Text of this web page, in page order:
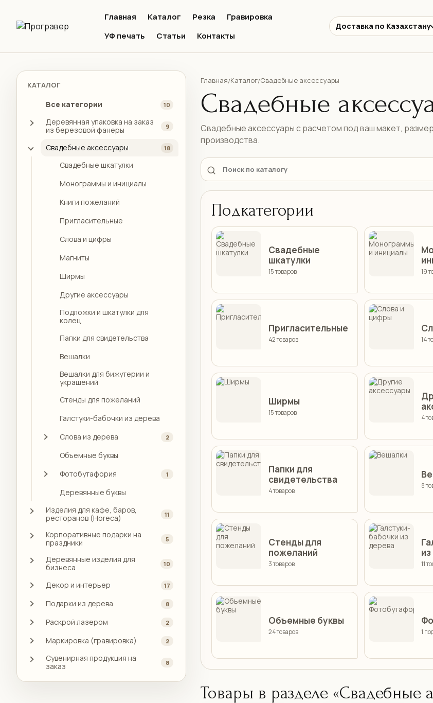
Главная Каталог Резка
Гравировка
УФ печать
Статьи Контакты
Доставка по Казахстану
КАТАЛОГ
Все категории 10
Деревянная упаковка на заказ
из березовой фанеры
9
Свадебные аксессуары 18
Свадебные шкатулки
Монограммы и инициалы
Книги пожеланий
Пригласительные
Слова и цифры
Магниты
Ширмы
Другие аксессуары
Подложки и шкатулки для
колец
Папки для свидетельства
Вешалки
Вешалки для бижутерии и
украшений
Стенды для пожеланий
Галстуки-бабочки из дерева
Слова из дерева
2
Объемные буквы
Фотобутафория
1
Деревянные буквы
Изделия для кафе, баров,
ресторанов (Horeca)
11
Корпоративные подарки на
праздники
5
Деревянные изделия для
бизнеса
10
Декор и интерьер 17
Подарки из дерева 8
Раскрой лазером 2
Маркировка (гравировка) 2
Сувенирная продукция на
заказ
8
Главная/Каталог/Свадебные аксессуары
Свадебные
Свадебные аксессуары с расчетом под ваш макет,
производства.
Подкатегории
Свадебные
шкатулки
15 товаров 19
Пригласительные
42 товаров 14
Ширмы
15 товаров
4
Папки для
свидетельства
4 товаров
8
Стенды для
пожеланий
3 товаров 11
Объемные буквы
24 товаров 1
Товары в разделе «Свадебные